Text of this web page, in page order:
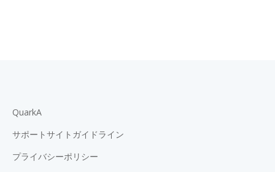
QuarkA
サポートサイトガイドライン
プライバシーポリシー